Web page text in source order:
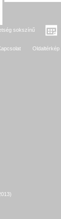
sokszínű
Oldaltérkép